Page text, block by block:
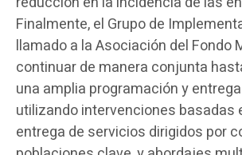
Finalmente, el Grupo de
llamado a la Asociación del Fondo
continuar de manera conjunta
una amplia programación y
utilizando intervenciones basadas
entrega de servicios dirigidos por